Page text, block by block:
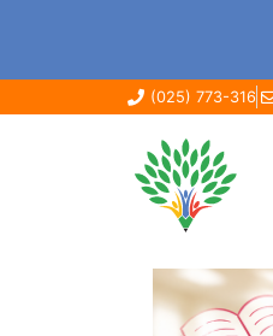
(025) 773-316